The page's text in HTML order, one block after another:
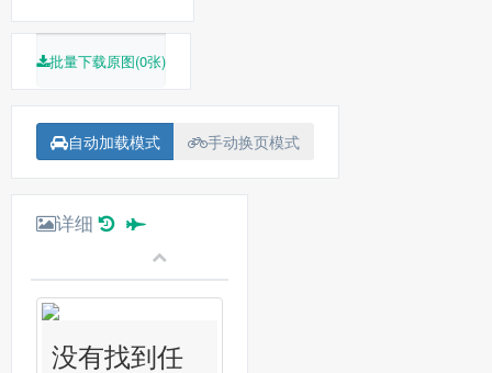
批量下载原图(0张)
自动加载模式 手动换页模式
详细
没有找到任